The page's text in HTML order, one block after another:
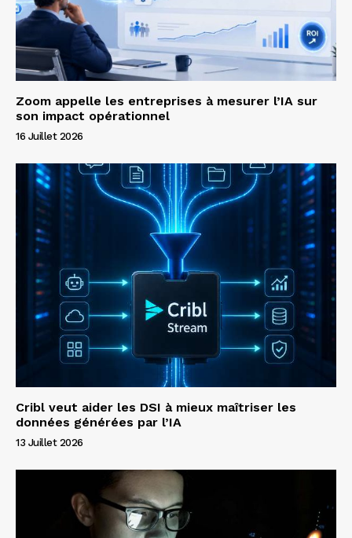
Zoom appelle les entreprises à mesurer l’IA sur
son impact opérationnel
16 Juillet 2026
Cribl veut aider les DSI à mieux maîtriser les
données générées par l’IA
13 Juillet 2026